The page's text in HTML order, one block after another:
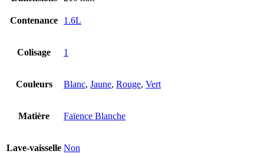
Contenance 1.6L
Colisage 1
Couleurs Blanc, Jaune, Rouge, Vert
Matière Faïence Blanche
Lave-vaisselle Non